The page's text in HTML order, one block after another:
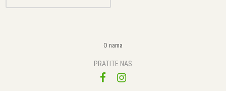
O nama
PRATITE NAS